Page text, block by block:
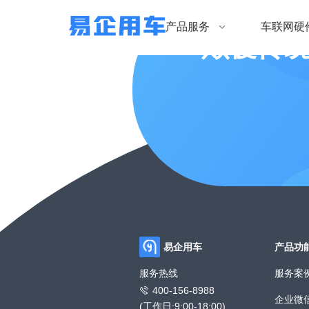
产品服务 车联网硬
易企用车
服务热线
400-156-8988
(工作日:9:00-18:00)
产品功
服务案
企业微